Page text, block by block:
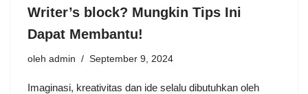
Writer’s block? Mungkin Tips Ini
Dapat Membantu!
oleh admin September 9, 2024
Imaginasi, kreativitas dan ide selalu dibutuhkan oleh